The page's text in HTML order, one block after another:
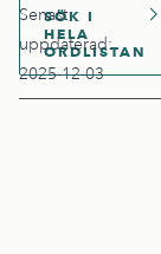
SÖK I
HELA
ORDLISTAN
Senast
uppdaterad:
2025-12-03